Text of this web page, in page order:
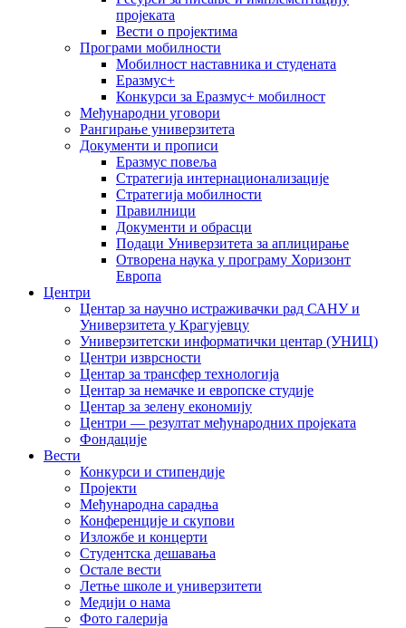
пројеката
Вести о пројектима
Програми мобилности
Мобилност наставника и студената
Еразмус+
Конкурси за Еразмус+ мобилност
Међународни уговори
Рангирање универзитета
Документи и прописи
Еразмус повеља
Стратегија интернационализације
Стратегија мобилности
Правилници
Документи и обрасци
Подаци Универзитета за аплицирање
Отворена наука у програму Хоризонт
Европа
Центри
Центар за научно истраживачки рад САНУ и
Универзитета у Крагујевцу
Универзитетски информатички центар (УНИЦ)
Центри изврсности
Центар за трансфер технологија
Центар за немачке и европске студије
Центар за зелену економију
Центри — резултат међународних пројеката
Фондације
Вести
Конкурси и стипендије
Пројекти
Међународна сарадња
Конференције и скупови
Изложбе и концерти
Студентска дешавања
Остале вести
Летње школе и универзитети
Медији о нама
Фото галерија